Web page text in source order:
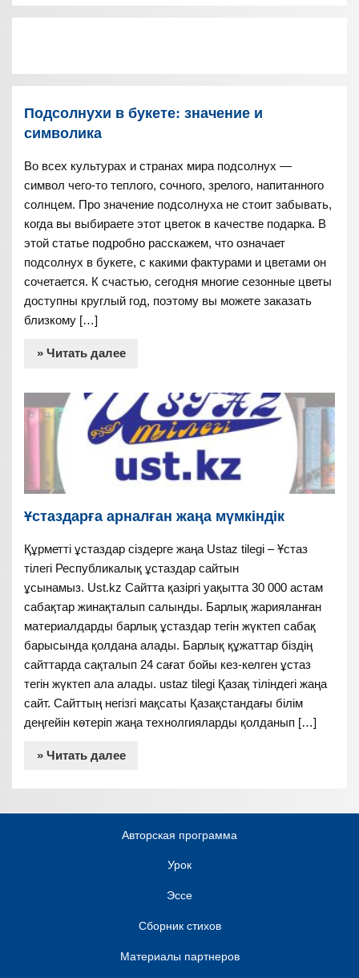
Подсолнухи в букете: значение и
символика
Во всех культурах и странах мира подсолнух —
символ чего-то теплого, сочного, зрелого, напитанного
солнцем. Про значение подсолнуха не стоит забывать,
когда вы выбираете этот цветок в качестве подарка. В
этой статье подробно расскажем, что означает
подсолнух в букете, с какими фактурами и цветами он
сочетается. К счастью, сегодня многие сезонные цветы
доступны круглый год, поэтому вы можете заказать
близкому […]
» Читать далее
Ұстаздарға арналған жаңа мүмкіндік
Құрметті ұстаздар сіздерге жаңа Ustaz tilegi – Ұстаз
тілегі Республикалық ұстаздар сайтын
ұсынамыз. Ust.kz Сайтта қазіргі уақытта 30 000 астам
сабақтар жинақталып салынды. Барлық жарияланған
материалдарды барлық ұстаздар тегін жүктеп сабақ
барысында қолдана алады. Барлық құжаттар біздің
сайттарда сақталып 24 сағат бойы кез-келген ұстаз
тегін жүктеп ала алады. ustaz tilegi Қазақ тіліндегі жаңа
сайт. Сайттың негізгі мақсаты Қазақстандағы білім
деңгейін көтеріп жаңа технолгияларды қолданып […]
» Читать далее
Авторская программа
Урок
Эссе
Сборник стихов
Материалы партнеров